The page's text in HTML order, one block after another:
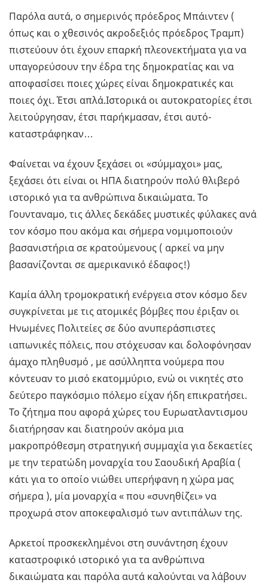
Παρόλα αυτά, ο σημερινός πρόεδρος Μπάιντεν (
όπως και ο χθεσινός ακροδεξιός πρόεδρος Τραμπ)
πιστεύουν ότι έχουν επαρκή πλεονεκτήματα για να
υπαγορεύσουν την έδρα της δημοκρατίας και να
αποφασίσει ποιες χώρες είναι δημοκρατικές και
ποιες όχι. Έτσι απλά.Ιστορικά οι αυτοκρατορίες έτσι
λειτούργησαν, έτσι παρήκμασαν, έτσι αυτό-
καταστράφηκαν…
Φαίνεται να έχουν ξεχάσει οι «σύμμαχοι» μας,
ξεχάσει ότι είναι οι ΗΠΑ διατηρούν πολύ θλιβερό
ιστορικό για τα ανθρώπινα δικαιώματα. Το
Γουνταναμο, τις άλλες δεκάδες μυστικές φύλακες ανά
τον κόσμο που ακόμα και σήμερα νομιμοποιούν
βασανιστήρια σε κρατούμενους ( αρκεί να μην
βασανίζονται σε αμερικανικό έδαφος!)
Καμία άλλη τρομοκρατική ενέργεια στον κόσμο δεν
συγκρίνεται με τις ατομικές βόμβες που έριξαν οι
Ηνωμένες Πολιτείες σε δύο ανυπεράσπιστες
ιαπωνικές πόλεις, που στόχευσαν και δολοφόνησαν
άμαχο πληθυσμό , με ασύλληπτα νούμερα που
κόντευαν το μισό εκατομμύριο, ενώ οι νικητές στο
δεύτερο παγκόσμιο πόλεμο είχαν ήδη επικρατήσει.
Το ζήτημα που αφορά χώρες του Ευρωατλαντισμου
διατήρησαν και διατηρούν ακόμα μια
μακροπρόθεσμη στρατηγική συμμαχία για δεκαετίες
με την τερατώδη μοναρχία του Σαουδική Αραβία (
κάτι για το οποίο νιώθει υπερήφανη η χώρα μας
σήμερα ), μία μοναρχία « που «συνηθίζει» να
προχωρά στον αποκεφαλισμό των αντιπάλων της.
Αρκετοί προσκεκλημένοι στη συνάντηση έχουν
καταστροφικό ιστορικό για τα ανθρώπινα
δικαιώματα και παρόλα αυτά καλούνται να λάβουν